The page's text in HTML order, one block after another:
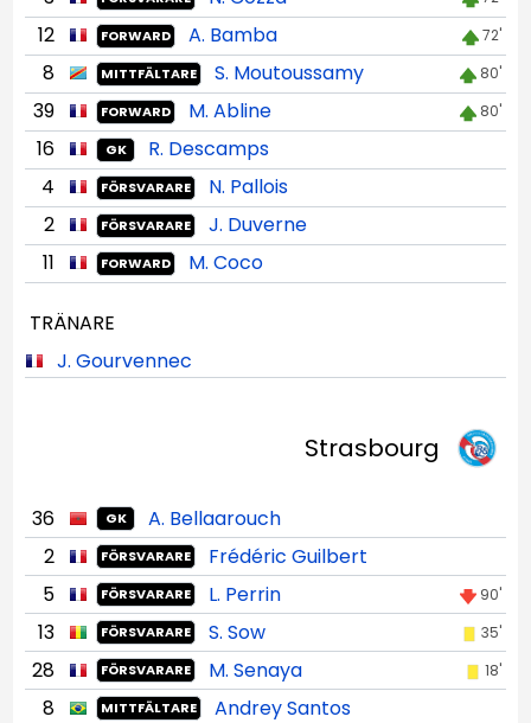
12 FORWARD A. Bamba 72'
8 MITTFÄLTARE S. Moutoussamy 80'
39 FORWARD M. Abline 80'
16 GK
R. Descamps
4
FÖRSVARARE
N. Pallois
2
FÖRSVARARE
J. Duverne
11
FORWARD M. Coco
TRÄNARE
J. Gourvennec
Strasbourg
36 GK
A. Bellaarouch
2
FÖRSVARARE
Frédéric Guilbert
5
FÖRSVARARE L. Perrin 90'
13 FÖRSVARARE S. Sow 35'
28 FÖRSVARARE M. Senaya 18'
8 MITTFÄLTARE
Andrey Santos